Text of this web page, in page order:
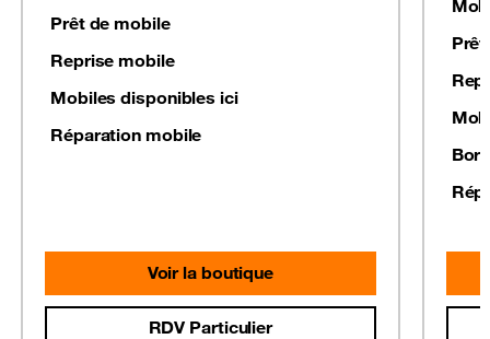
Prêt de mobile
Reprise mobile
Mobiles disponibles ici
Réparation mobile
Voir la boutique
RDV Particulier